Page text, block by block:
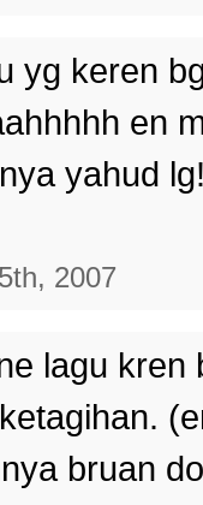
yg keren
en
yahud
2007
lagu
bruan